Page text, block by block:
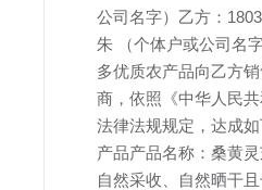
公司名字）乙方：
朱 （个体户或公司名
多优质农产品向乙方
商，依照《中华人民
法律法规规定，达成
产品产品名称：桑黄
自然采收、自然晒干